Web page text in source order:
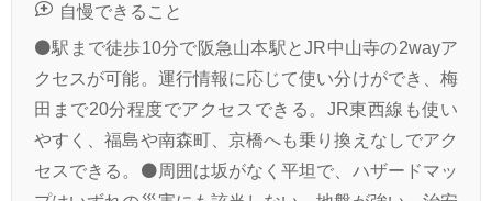
自慢できること
⚫駅まで徒歩10分で阪急山本駅とJR中山寺の2wayア
クセスが可能。運行情報に応じて使い分けができ、梅
田まで20分程度でアクセスできる。JR東西線も使い
やすく、福島や南森町、京橋へも乗り換えなしでアク
セスできる。⚫周囲は坂がなく平坦で、ハザードマッ